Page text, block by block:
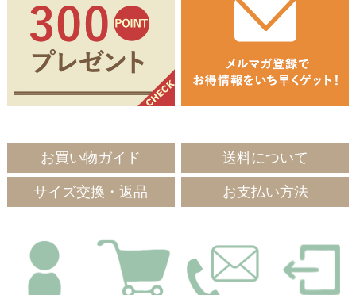
お買い物ガイド 送料について
サイズ交換・返品 お支払い方法